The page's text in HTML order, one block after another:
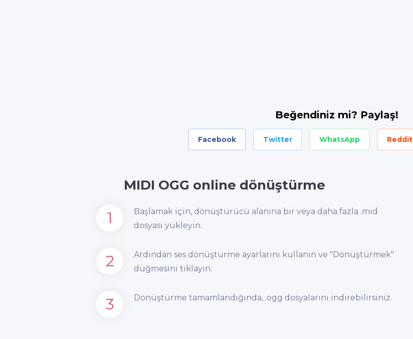
Beğendiniz mi? Paylaş!
Facebook Twitter WhatsApp Reddit
MIDI OGG online dönüştürme
1
Başlamak için, dönüştürücü alanına bir veya daha fazla .mid
dosyası yükleyin.
2
Ardından ses dönüştürme ayarlarını kullanın ve "Dönüştürmek"
düğmesini tıklayın.
3 Dönüştürme tamamlandığında, .ogg dosyalarını indirebilirsiniz.